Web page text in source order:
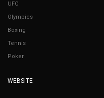
UFC
Olympics
Boxing
Tennis
Poker
WEBSITE